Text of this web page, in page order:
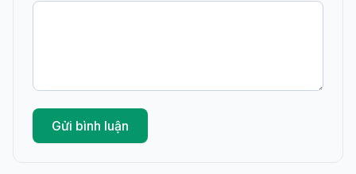
Gửi bình luận